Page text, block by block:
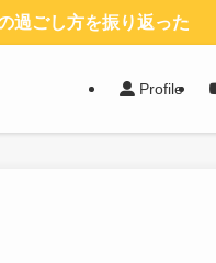
過ごし方を振り返った
Profile